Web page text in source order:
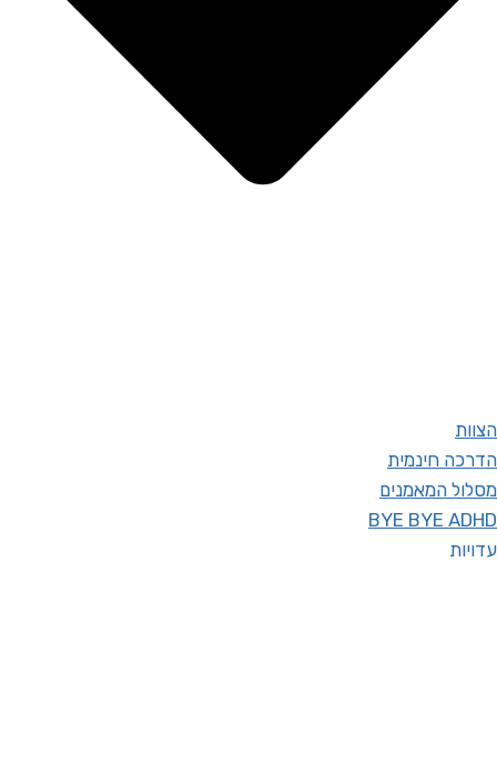
הצוות
הדרכה חינמית
מסלול המאמנים
BYE BYE ADHD
עדויות